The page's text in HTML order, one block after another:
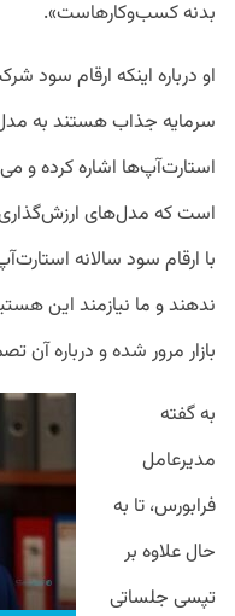
بدنه کسب‌وکارهاست».
او درباره اینکه ارقام سود
سرمایه جذاب هستند به
استارت‌آپ‌ها اشاره کرده و
است که مدل‌های
با ارقام سود سالانه
ندهند و ما نیازمند این
بازار مرور شده و درباره آن
به گفته
مدیرعامل
فرابورس، تا به
حال علاوه بر
تپسی جلساتی